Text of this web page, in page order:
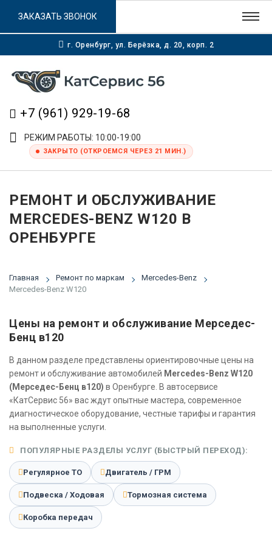
г. Оренбург, ул. Берёзка, д. 20, корп. 2
+7 (961) 929-19-68
РЕЖИМ РАБОТЫ: 10:00-19:00
ЗАКРЫТО (ОТКРОЕМСЯ ЧЕРЕЗ 21 МИН.)
ЗАКАЗАТЬ ЗВОНОК
РЕМОНТ И ОБСЛУЖИВАНИЕ
MERCEDES-BENZ W120 В
ОРЕНБУРГЕ
Главная Ремонт по маркам
Mercedes-Benz
Mercedes-Benz W120
Цены на ремонт и обслуживание Мерседес-
Бенц в120
В данном разделе представлены ориентировочные цены на
ремонт и обслуживание автомобилей Mercedes-Benz W120
(Мерседес-Бенц в120) в Оренбурге. В автосервисе
«КатСервис 56» вас ждут опытные мастера, современное
диагностическое оборудование, честные тарифы и гарантия
на выполненные услуги.
ПОПУЛЯРНЫЕ РАЗДЕЛЫ УСЛУГ (БЫСТРЫЙ ПЕРЕХОД):
Регулярное ТО Двигатель / ГРМ
Подвеска / Ходовая Тормозная система
Коробка передач